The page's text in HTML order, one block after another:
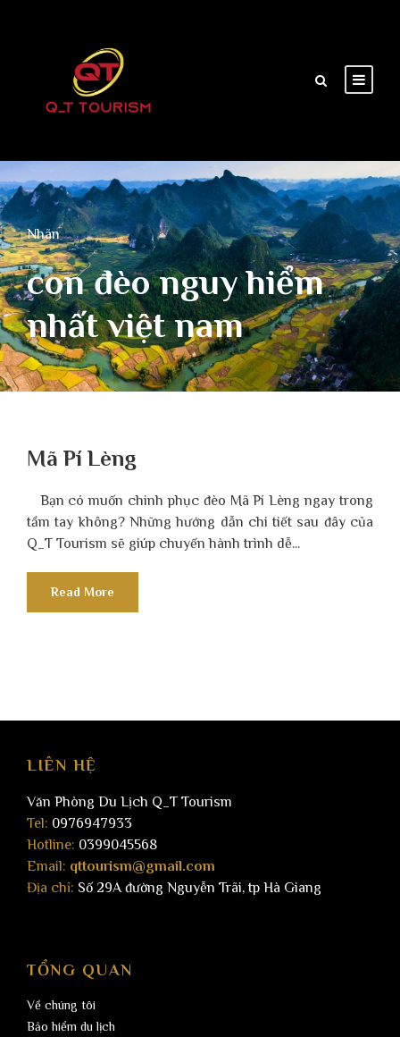
Nhãn
con đèo nguy hiểm
nhất việt nam
Mã Pí Lèng
Bạn có muốn chinh phục đèo Mã Pí Lèng ngay trong
tầm tay không? Những hướng dẫn chi tiết sau đây của
Q_T Tourism sẽ giúp chuyến hành trình dễ...
Read More
LIÊN HỆ
Văn Phòng Du Lịch Q_T Tourism
Tel: 0976947933
Hotline: 0399045568
Email: qttourism@gmail.com
Địa chỉ: Số 29A đường Nguyễn Trãi, tp Hà Giang
TỔNG QUAN
Về chúng tôi
Bảo hiểm du lịch